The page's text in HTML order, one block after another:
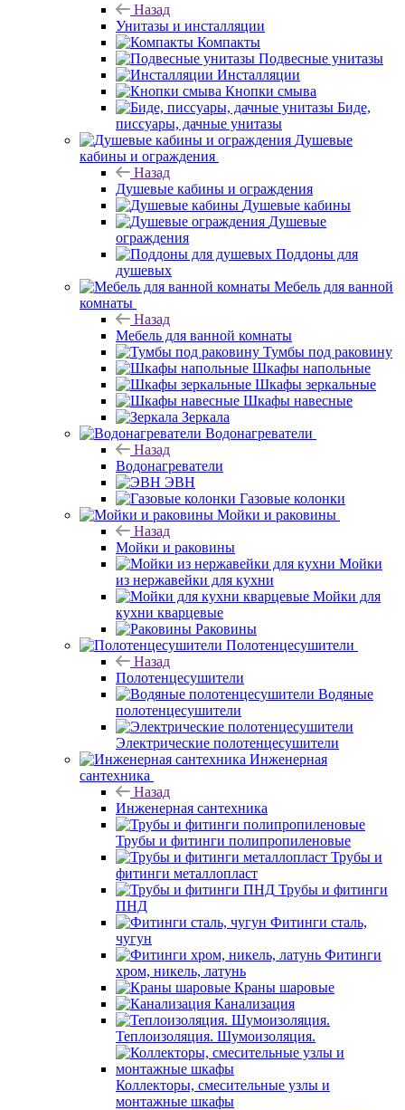
Назад
Унитазы и инсталляции
Компакты
Подвесные унитазы
Инсталляции
Кнопки смыва
Биде,
писсуары, дачные унитазы
Душевые
кабины и ограждения
Назад
Душевые кабины и ограждения
Душевые кабины
Душевые
ограждения
Поддоны для
душевых
Мебель для ванной
комнаты
Назад
Мебель для ванной комнаты
Тумбы под раковину
Шкафы напольные
Шкафы зеркальные
Шкафы навесные
Зеркала
Водонагреватели
Назад
Водонагреватели
ЭВН
Газовые колонки
Мойки и раковины
Назад
Мойки и раковины
Мойки
из нержавейки для кухни
Мойки для
кухни кварцевые
Раковины
Полотенцесушители
Назад
Полотенцесушители
Водяные
полотенцесушители
Электрические полотенцесушители
Инженерная
сантехника
Назад
Инженерная сантехника
Трубы и фитинги полипропиленовые
Трубы и
фитинги металлопласт
Трубы и фитинги
ПНД
Фитинги сталь,
чугун
Фитинги
хром, никель, латунь
Краны шаровые
Канализация
Теплоизоляция. Шумоизоляция.
Коллекторы, смесительные узлы и
монтажные шкафы